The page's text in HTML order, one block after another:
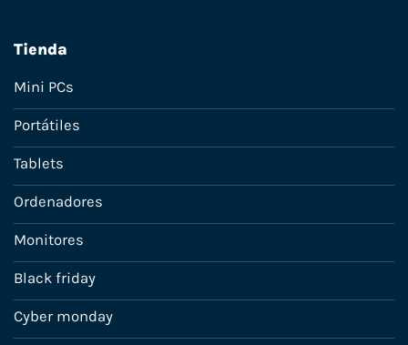
Tienda
Mini PCs
Portátiles
Tablets
Ordenadores
Monitores
Black friday
Cyber monday